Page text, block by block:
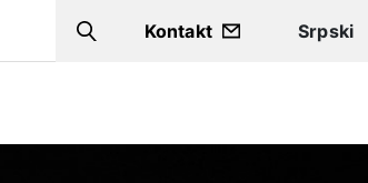
Search
Kontakt